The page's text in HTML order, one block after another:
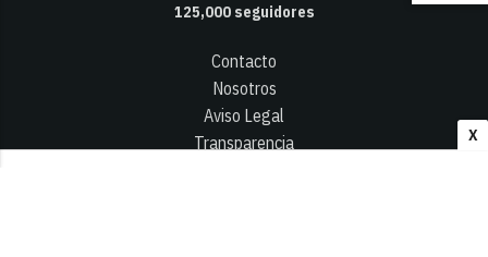
X
125,000seguidores
Contacto
Nosotros
Aviso Legal
Transparencia